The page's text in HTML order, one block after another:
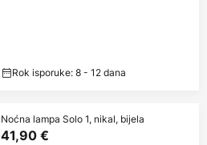
Rok isporuke: 8 - 12 dana
Noćna lampa Solo 1, nikal, bijela
41,90 €